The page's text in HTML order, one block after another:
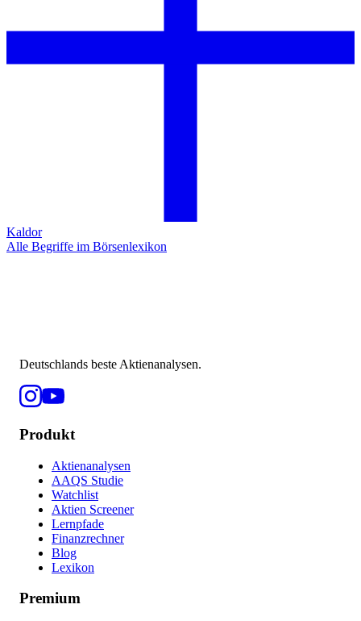
Kaldor
Alle Begriffe im Börsenlexikon
Deutschlands beste Aktienanalysen.
Produkt
Aktienanalysen
AAQS Studie
Watchlist
Aktien Screener
Lernpfade
Finanzrechner
Blog
Lexikon
Premium